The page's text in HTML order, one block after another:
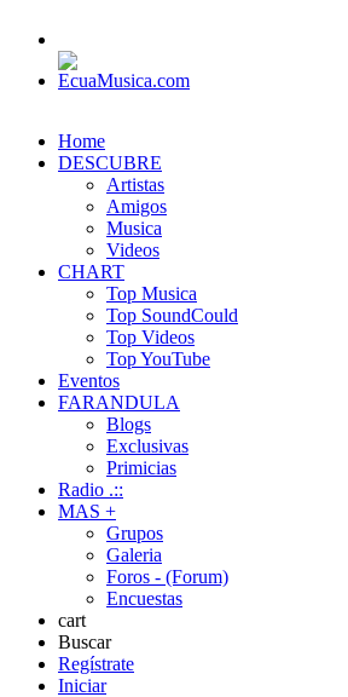
Home
DESCUBRE
Artistas
Amigos
Musica
Videos
CHART
Top Musica
Top SoundCould
Top Videos
Top YouTube
Eventos
FARANDULA
Blogs
Exclusivas
Primicias
Radio .::
MAS +
Grupos
Galeria
Foros - (Forum)
Encuestas
cart
Buscar
Regístrate
Iniciar